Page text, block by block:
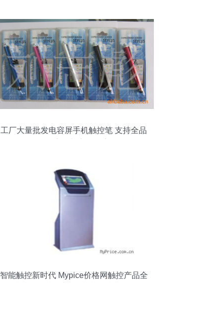
工厂大量批发电容屏手机触控笔 支持全品
智能触控新时代 Mypice价格网触控产品全